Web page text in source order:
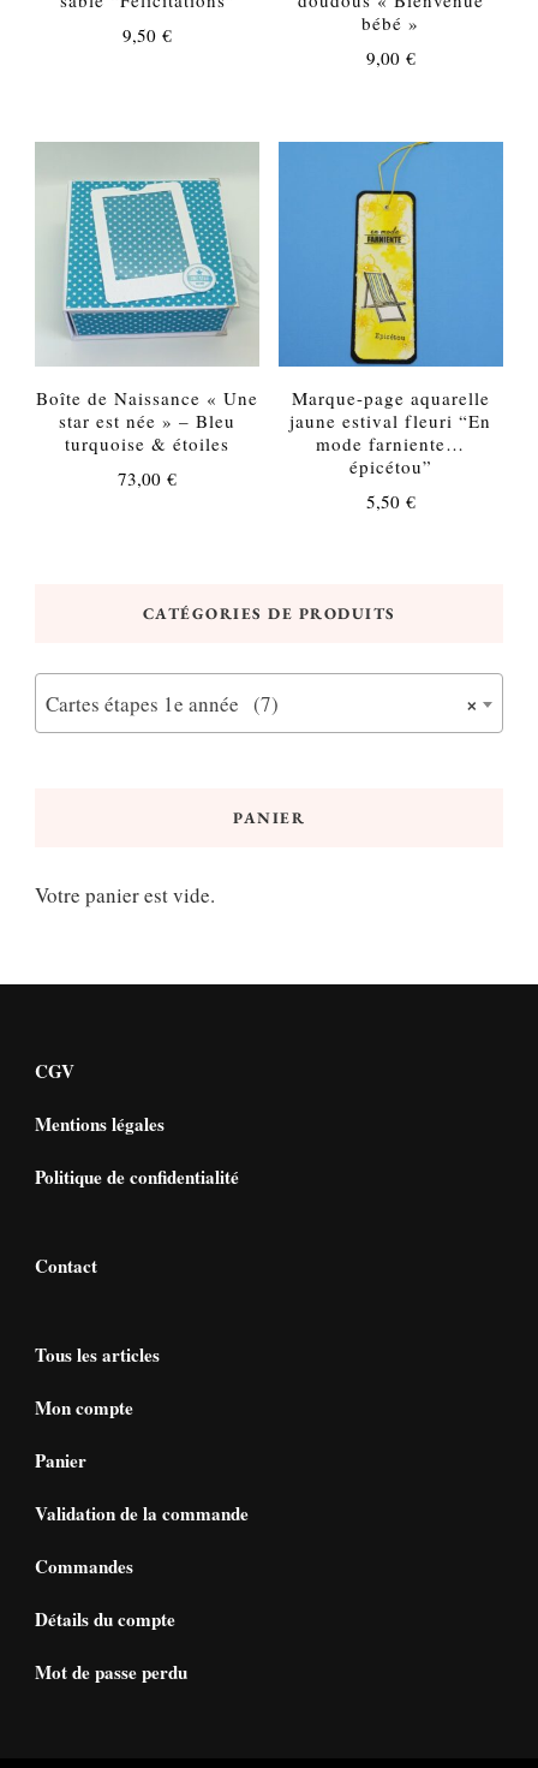
9,50€
bébé »
9,00 €
Boîte de Naissance « Une
star est née » – Bleu
turquoise & étoiles
73,00€
Marque-page aquarelle
jaune estival fleuri “En
mode farniente…
épicétou”
5,50 €
CATÉGORIES DE PRODUITS
×
Cartes étapes 1e année (7)
PANIER
Votre panier est vide.
CGV
Mentions légales
Politique de confidentialité
Contact
Tous les articles
Mon compte
Panier
Validation de la commande
Commandes
Détails du compte
Mot de passe perdu